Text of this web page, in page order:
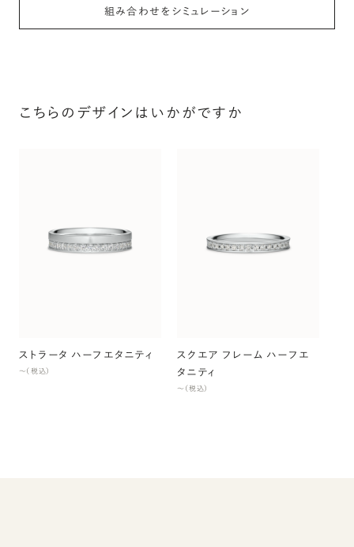
組み合わせをシミュレーション
こちらのデザインはいかがですか
ストラータ ハーフエタニティ
〜（税込）
スクエア フレーム ハーフエ
タニティ
〜（税込）